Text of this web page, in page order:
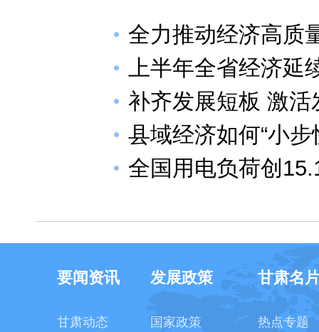
全力推动经济高
上半年全省经济
补齐发展短板 激
县域经济如何“小步
全国用电负荷创
要闻资讯
甘肃动态
发展政策
国家政策
甘肃名
热点专题